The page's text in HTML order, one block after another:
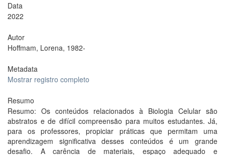
Data
2022
Autor
Hoffmam, Lorena, 1982-
Metadata
Mostrar registro completo
Resumo
Resumo: Os conteúdos relacionados à Biologia Celular são
abstratos e de difícil compreensão para muitos estudantes. Já,
para os professores, propiciar práticas que permitam uma
aprendizagem significativa desses conteúdos é um grande
desafio. A carência de materiais, espaço adequado e